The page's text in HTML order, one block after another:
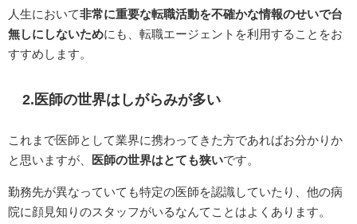
人生において非常に重要な転職活動を不確かな情報のせいで台
無しにしないためにも、転職エージェントを利用することをお
すすめします。
2.医師の世界はしがらみが多い
これまで医師として業界に携わってきた方であればお分かりか
と思いますが、
医師の世界はとても狭いです。
勤務先が異なっていても特定の医師を認識していたり、他の病
院に顔見知りのスタッフがいるなんてことはよくあります。